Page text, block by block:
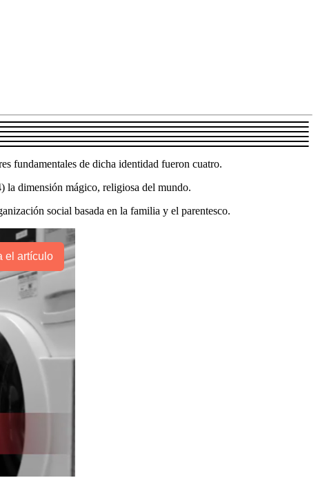
fundamentales de dicha identidad fueron cuatro.
la dimensión mágico, religiosa del mundo.
social basada en la familia y el parentesco.
el artículo